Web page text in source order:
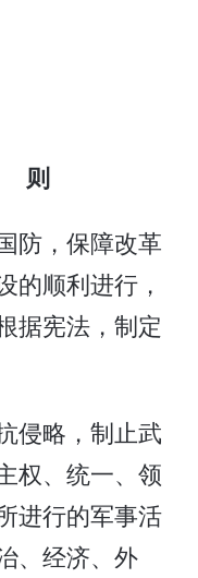
则
防，保障改革
的顺利进行，
据宪法，制定
侵略，制止武
权、统一、领
进行的军事活
、经济、外